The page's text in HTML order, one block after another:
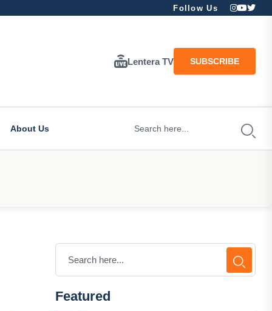
Follow Us
Lentera TV SUBSCRIBE
About Us
Featured